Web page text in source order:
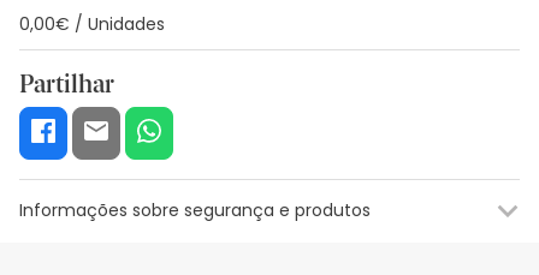
0,00€ / Unidades
Partilhar
Informações sobre segurança e produtos